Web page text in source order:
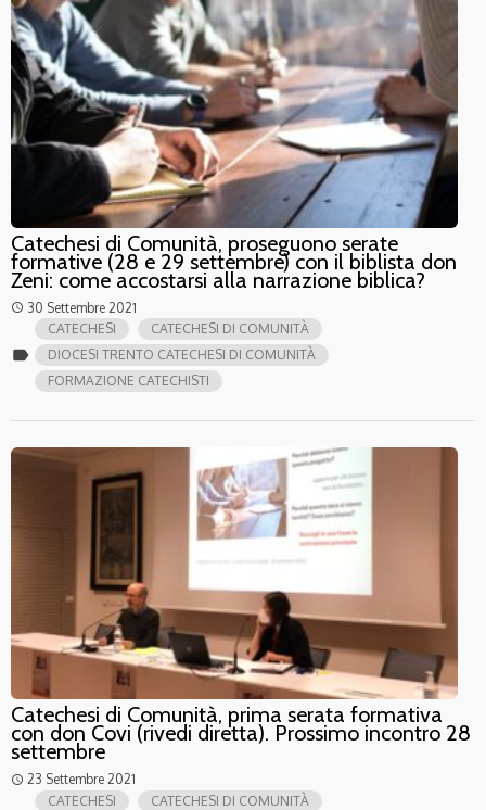
Catechesi di Comunità, proseguono serate
formative (28 e 29 settembre) con il biblista don
Zeni: come accostarsi alla narrazione biblica?
access_time 30 Settembre 2021
label
CATECHESI
CATECHESI DI COMUNITÀ
DIOCESI TRENTO CATECHESI DI COMUNITÀ
FORMAZIONE CATECHISTI
Catechesi di Comunità, prima serata formativa
con don Covi (rivedi diretta). Prossimo incontro 28
settembre
access_time 23 Settembre 2021
CATECHESI
CATECHESI DI COMUNITÀ